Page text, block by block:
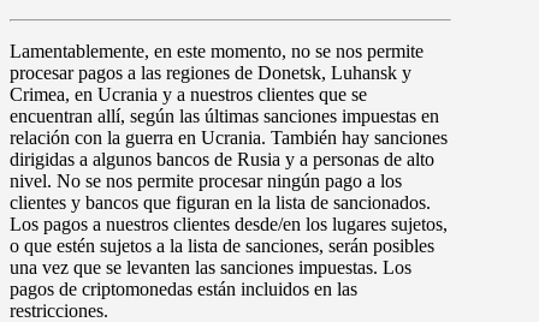
Lamentablemente, en este momento, no se nos permite
procesarpagos a las regiones de Donetsk, Luhansk y
Crimea, en Ucrania y a nuestros clientes que se
encuentran allí, según las últimas sanciones impuestas en
relación con la guerra en Ucrania. También hay sanciones
dirigidas a algunos bancos de Rusia y a personas de alto
nivel. No se nos permite procesar ningún pago a los
clientes y bancos que figuran en la lista de sancionados.
Los pagos a nuestros clientes desde/en los lugares sujetos,
o que estén sujetos a la lista de sanciones, serán posibles
una vez que se levanten las sanciones impuestas. Los
pagos de criptomonedas están incluidos en las
restricciones.